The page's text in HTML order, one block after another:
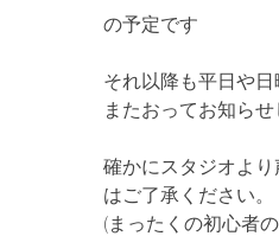
の予定です
それ以降も平日や
またおってお知ら
確かにスタジオよ
はご了承ください。
(まったくの初心者